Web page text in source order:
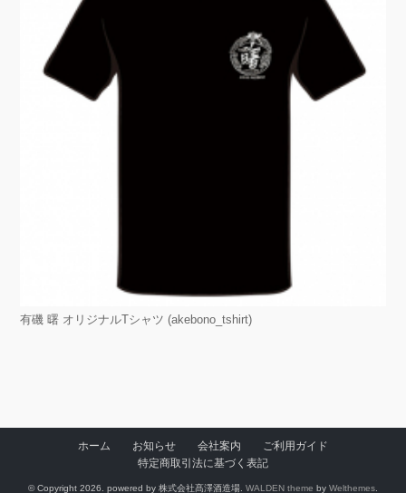
有磯 曙 オリジナルTシャツ (akebono_tshirt)
ホーム お知らせ 会社案内
ご利用ガイド
特定商取引法に基づく表記
© Copyright 2026. powered by 株式会社髙澤酒造場. WALDEN theme by Welthemes